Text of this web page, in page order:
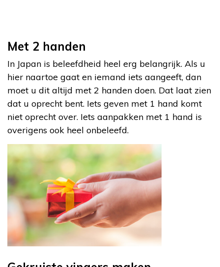
Met 2 handen
In Japan is beleefdheid heel erg belangrijk. Als u
hier naartoe gaat en iemand iets aangeeft, dan
moet u dit altijd met 2 handen doen. Dat laat zien
dat u oprecht bent. Iets geven met 1 hand komt
niet oprecht over. Iets aanpakken met 1 hand is
overigens ook heel onbeleefd.